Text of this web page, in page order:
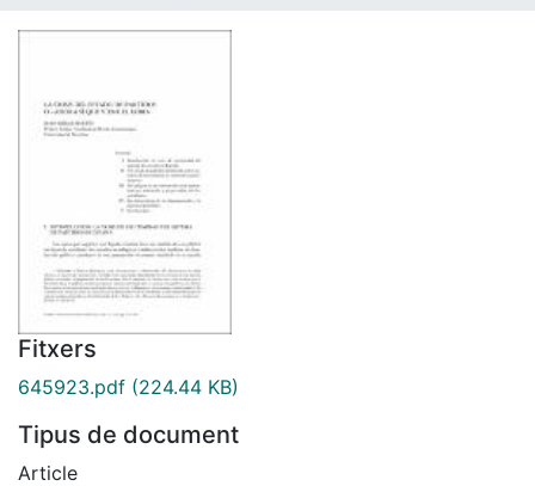
Fitxers
645923.pdf (224.44 KB)
Tipus de document
Article